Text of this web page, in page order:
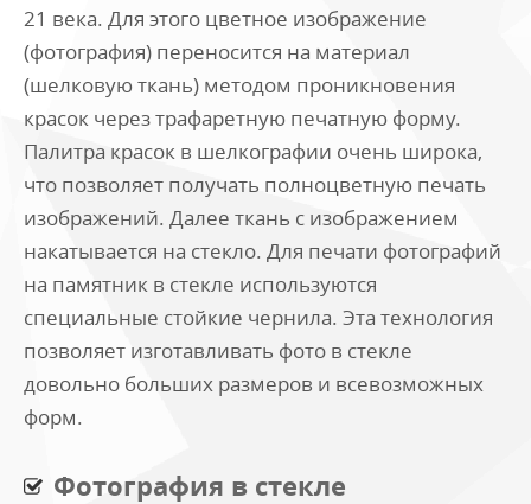
21 века. Для этого цветное изображение
(фотография) переносится на материал
(шелковую ткань) методом проникновения
красок через трафаретную печатную форму.
Палитра красок в шелкографии очень широка,
что позволяет получать полноцветную печать
изображений. Далее ткань с изображением
накатывается на стекло. Для печати фотографий
на памятник в стекле используются
специальные стойкие чернила. Эта технология
позволяет изготавливать фото в стекле
довольно больших размеров и всевозможных
форм.
Фотография в стекле